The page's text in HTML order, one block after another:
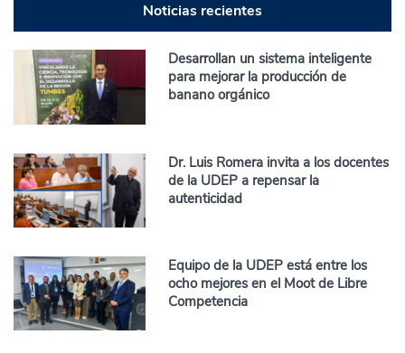
Noticias recientes
Desarrollan un sistema inteligente
para mejorar la producción de
banano orgánico
Dr. Luis Romera invita a los docentes
de la UDEP a repensar la
autenticidad
Equipo de la UDEP está entre los
ocho mejores en el Moot de Libre
Competencia